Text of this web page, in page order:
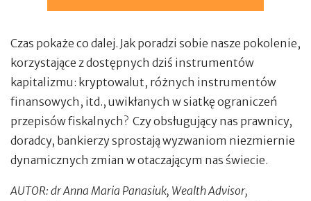
Czas pokaże co dalej. Jak poradzi sobie nasze pokolenie,
korzystające z dostępnych dziś instrumentów
kapitalizmu: kryptowalut, różnych instrumentów
finansowych, itd., uwikłanych w siatkę ograniczeń
przepisów fiskalnych? Czy obsługujący nas prawnicy,
doradcy, bankierzy sprostają wyzwaniom niezmiernie
dynamicznych zmian w otaczającym nas świecie.
AUTOR: dr Anna Maria Panasiuk, Wealth Advisor,